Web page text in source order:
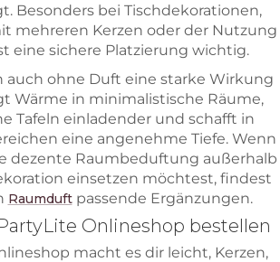
Besonders bei Tischdekorationen,
mehreren Kerzen oder der Nutzung
eine sichere Platzierung wichtig.
auch ohne Duft eine starke Wirkung
Wärme in minimalistische Räume,
Tafeln einladender und schafft in
eine angenehme Tiefe. Wenn
dezente Raumbeduftung außerhalb
einsetzen möchtest, findest
Raumduftpassende Ergänzungen.
Onlineshop bestellen
macht es dir leicht, Kerzen,